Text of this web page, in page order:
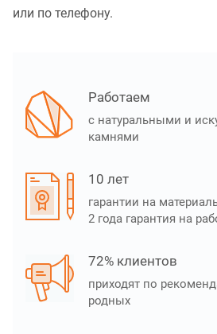
или по телефону.
Работаем
с натуральными и
камнями
10 лет
гарантии на
2 года гарантия на
72% клиентов
приходят по
родных